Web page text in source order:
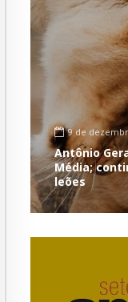
9 de
Antônio
Média;
leões